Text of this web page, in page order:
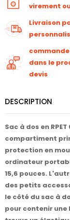
virement
Livraison
dans le
devis
DESCRIPTION
Sac à dos en
compartiment
protection en
ordinateur
15,6 pouces.
des petits
le côté du sac à
pour contenir une